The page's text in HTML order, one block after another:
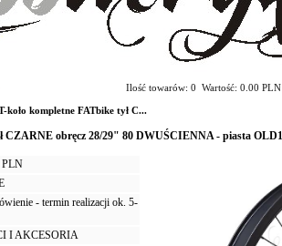
Ilość towarów: 0 Wartość: 0.00 PLN
kompletne FATbike tył C...
CZARNE obręcz 28/29" 80 DWUŚCIENNA - piasta
PLN
- termin realizacji ok. 5-
I AKCESORIA